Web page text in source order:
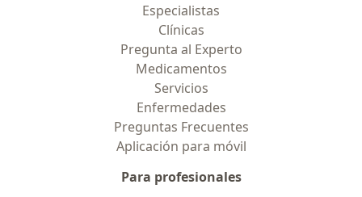
Especialistas
Clínicas
Pregunta al Experto
Medicamentos
Servicios
Enfermedades
Preguntas Frecuentes
Aplicación para móvil
Para profesionales